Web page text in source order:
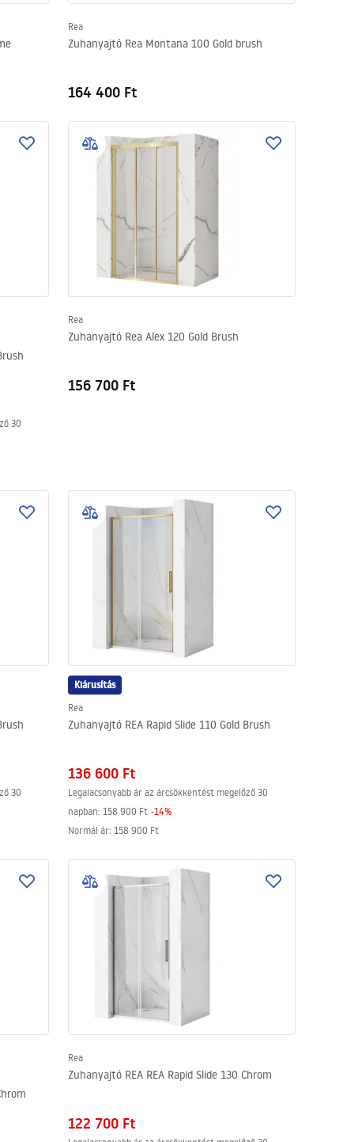
Rea
Zuhanyajtó Rea Montana 100 Gold brush
164 400 Ft
30
Rea
Zuhanyajtó Rea Alex 120 Gold Brush
156 700 Ft
30
Kiárusítás
Rea
Zuhanyajtó REA Rapid Slide 110 Gold Brush
136 600 Ft
Legalacsonyabb ár az árcsökkentést megelőző 30
napban: 158 900 Ft -14%
Normál ár: 158 900 Ft
Rea
Zuhanyajtó REA REA Rapid Slide 130 Chrom
122 700 Ft